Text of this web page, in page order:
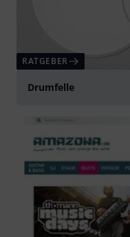
RATGEBER
Drumfelle